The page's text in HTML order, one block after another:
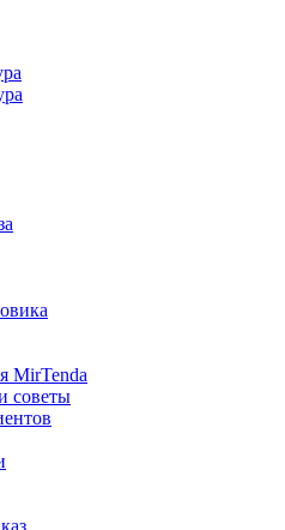
MirTenda
советы